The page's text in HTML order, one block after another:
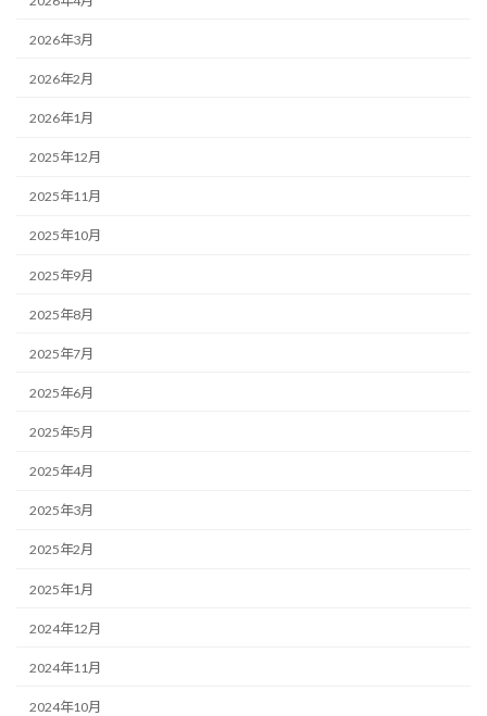
2026年3月
2026年2月
2026年1月
2025年12月
2025年11月
2025年10月
2025年9月
2025年8月
2025年7月
2025年6月
2025年5月
2025年4月
2025年3月
2025年2月
2025年1月
2024年12月
2024年11月
2024年10月